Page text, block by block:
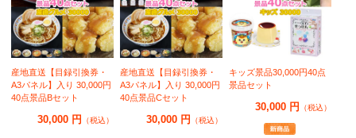
産地直送【目録引換券・
A3パネル】入り 30,000円
40点景品Bセット
30,000 円 （税込）
産地直送【目録引換券・
A3パネル】入り 30,000円
40点景品Cセット
30,000 円 （税込）
キッズ景品30,000円40点
景品セット
30,000 円 （税込）